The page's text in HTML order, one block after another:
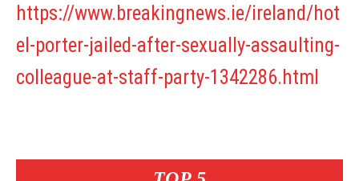
https://www.breakingnews.ie/ireland/hot
el-porter-jailed-after-sexually-assaulting-
colleague-at-staff-party-1342286.html